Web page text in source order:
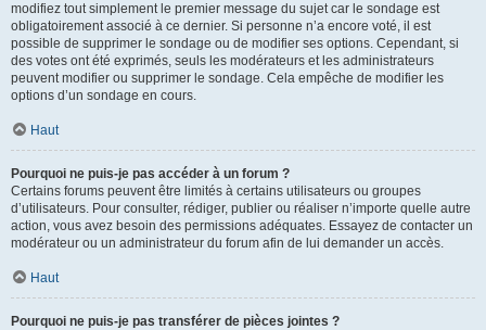
modifiez tout simplement le premier message du sujet car le sondage est
obligatoirement associé à ce dernier. Si personne n’a encore voté, il est
possible de supprimer le sondage ou de modifier ses options. Cependant, si
des votes ont été exprimés, seuls les modérateurs et les administrateurs
peuvent modifier ou supprimer le sondage. Cela empêche de modifier les
options d’un sondage en cours.
Haut
Pourquoi ne puis-je pas accéder à un forum ?
Certains forums peuvent être limités à certains utilisateurs ou groupes
d’utilisateurs. Pour consulter, rédiger, publier ou réaliser n’importe quelle autre
action, vous avez besoin des permissions adéquates. Essayez de contacter un
modérateur ou un administrateur du forum afin de lui demander un accès.
Haut
Pourquoi ne puis-je pas transférer de pièces jointes ?